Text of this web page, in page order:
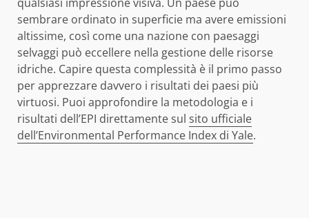
sembrare ordinato in superficie ma avere emissioni
altissime, così come una nazione con paesaggi
selvaggi può eccellere nella gestione delle risorse
idriche. Capire questa complessità è il primo passo
per apprezzare davvero i risultati dei paesi più
virtuosi. Puoi approfondire la metodologia e i
risultati dell’EPI direttamente sul sito ufficiale
dell’Environmental Performance Index di Yale.